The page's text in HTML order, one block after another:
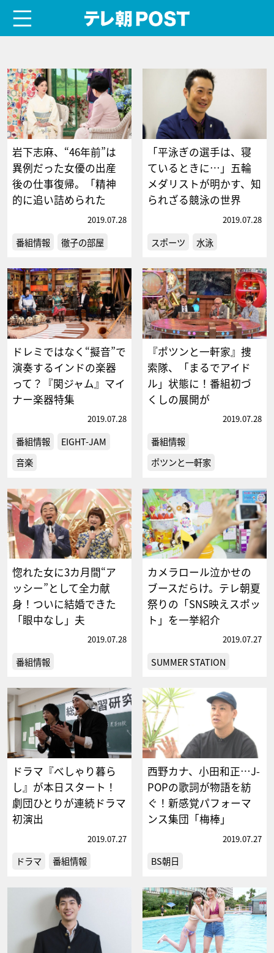
岩下志麻、“46年前”は
異例だった女優の出産
後の仕事復帰。「精神
的に追い詰められた
2019.07.28
番組情報 徹子の部屋
「平泳ぎの選手は、寝
ているときに…」五輪
メダリストが明かす、知
られざる競泳の世界
2019.07.28
スポーツ 水泳
ドレミではなく“擬音”で
演奏するインドの楽器
って？『関ジャム』マイ
ナー楽器特集
2019.07.28
番組情報
EIGHT-JAM
音楽
『ポツンと一軒家』捜
索隊、「まるでアイド
ル」状態に！番組初づ
くしの展開が
2019.07.28
番組情報
ポツンと一軒家
惚れた女に3カ月間“ア
ッシー”として全力献
身！ついに結婚できた
「眼中なし」夫
2019.07.28
番組情報
カメラロール泣かせの
ブースだらけ。テレ朝夏
祭りの「SNS映えスポッ
ト」を一挙紹介
2019.07.27
SUMMER STATION
ドラマ『べしゃり暮ら
し』が本日スタート！
劇団ひとりが連続ドラマ
初演出
2019.07.27
ドラマ 番組情報
西野カナ、小田和正…J-
POPの歌詞が物語を紡
ぐ！新感覚パフォーマ
ンス集団「梅棒」
2019.07.27
BS朝日